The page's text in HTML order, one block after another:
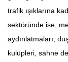
trafik ışıklarına
sektöründe ise,
aydınlatmaları,
kulüpleri, sahne